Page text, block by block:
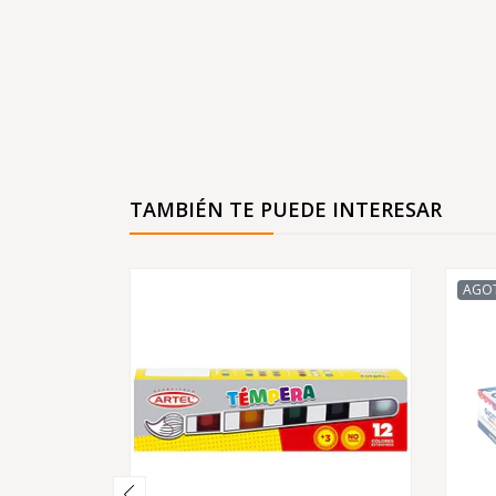
TAMBIÉN TE PUEDE INTERESAR